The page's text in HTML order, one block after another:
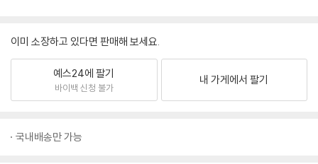
이미 소장하고 있다면 판매해 보세요.
예스24에 팔기
바이백 신청 불가
내 가게에서 팔기
국내배송만 가능